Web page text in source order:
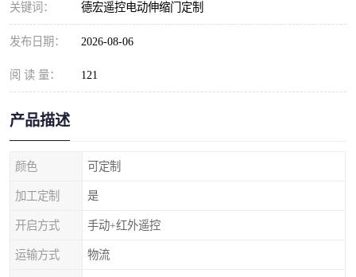
关键词： 德宏遥控电动伸缩门定制
发布日期： 2026-08-06
阅 读 量： 121
产品描述
颜色 可定制
加工定制 是
开启方式 手动+红外遥控
运输方式 物流